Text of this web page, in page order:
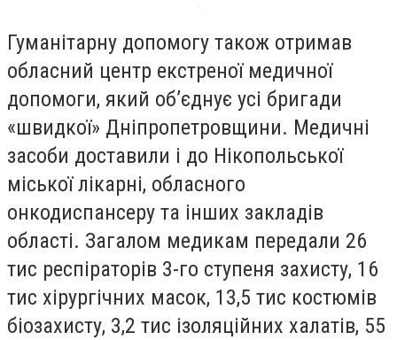
Гуманітарну допомогу також отримав
обласний центр екстреної медичної
допомоги, який об’єднує усі бригади
«швидкої» Дніпропетровщини. Медичні
засоби доставили і до Нікопольської
міської лікарні, обласного
онкодиспансеру та інших закладів
області. Загалом медикам передали 26
тис респіраторів 3-го ступеня захисту, 16
тис хірургічних масок, 13,5 тис костюмів
біозахисту, 3,2 тис ізоляційних халатів, 55